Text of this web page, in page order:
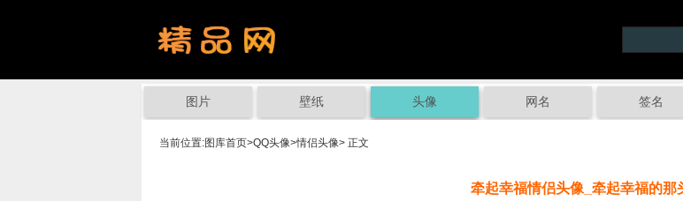
图片 壁纸 头像 网名 签名
当前位置:图库首页>QQ头像>情侣头像> 正文
牵起幸福情侣头像_牵起幸福的那